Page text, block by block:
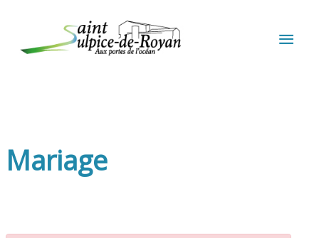
Mariage